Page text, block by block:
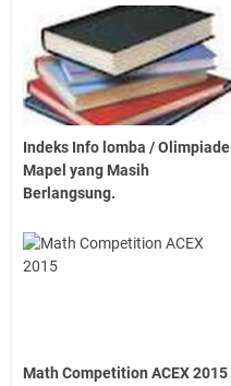
Indeks Info lomba / Olimpiade
Mapel yang Masih
Berlangsung.
Math Competition ACEX 2015